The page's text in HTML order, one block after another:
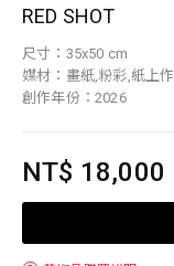
RED SHOT
尺寸：35x50 cm
媒材：畫紙,粉彩,紙上
創作年份：2026
NT$ 18,000